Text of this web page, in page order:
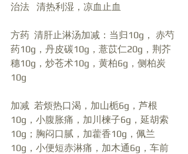
治法   清热利湿，凉血止血
方药  清肝止淋汤加减：当归10g， 赤芍
药10g，丹皮碳10g，薏苡仁20g，荆芥
穗10g，炒苍术10g，黄柏6g，侧柏炭
10g
加减  若烦热口渴，加山栀6g，芦根
10g，小腹胀痛，加川楝子6g，延胡索
10g；胸闷口腻，加藿香10g，佩兰
10g，小便短赤淋痛，加木通6g，车前